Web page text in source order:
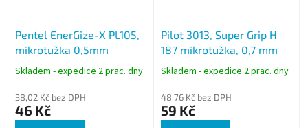
Pentel EnerGize-X PL105,
mikrotužka 0,5mm
Skladem - expedice 2 prac. dny
38,02 Kč bez DPH
46 Kč
Pilot 3013, Super Grip H
187 mikrotužka, 0,7 mm
Skladem - expedice 2 prac. dny
48,76 Kč bez DPH
59 Kč